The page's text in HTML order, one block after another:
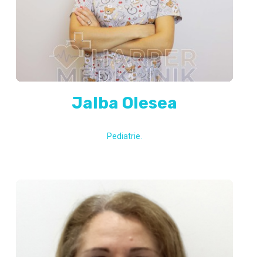
Jalba Olesea
Pediatrie.